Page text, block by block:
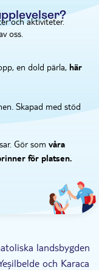
och aktiviteter.
oss.
en dold pärla, här
Skapad med stöd
Gör som våra
för platsen.
landsbygden
och Karaca